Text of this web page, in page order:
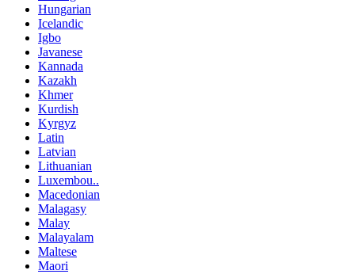
Hungarian
Icelandic
Igbo
Javanese
Kannada
Kazakh
Khmer
Kurdish
Kyrgyz
Latin
Latvian
Lithuanian
Luxembou..
Macedonian
Malagasy
Malay
Malayalam
Maltese
Maori